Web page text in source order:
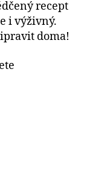
recept
i výživný.
doma!